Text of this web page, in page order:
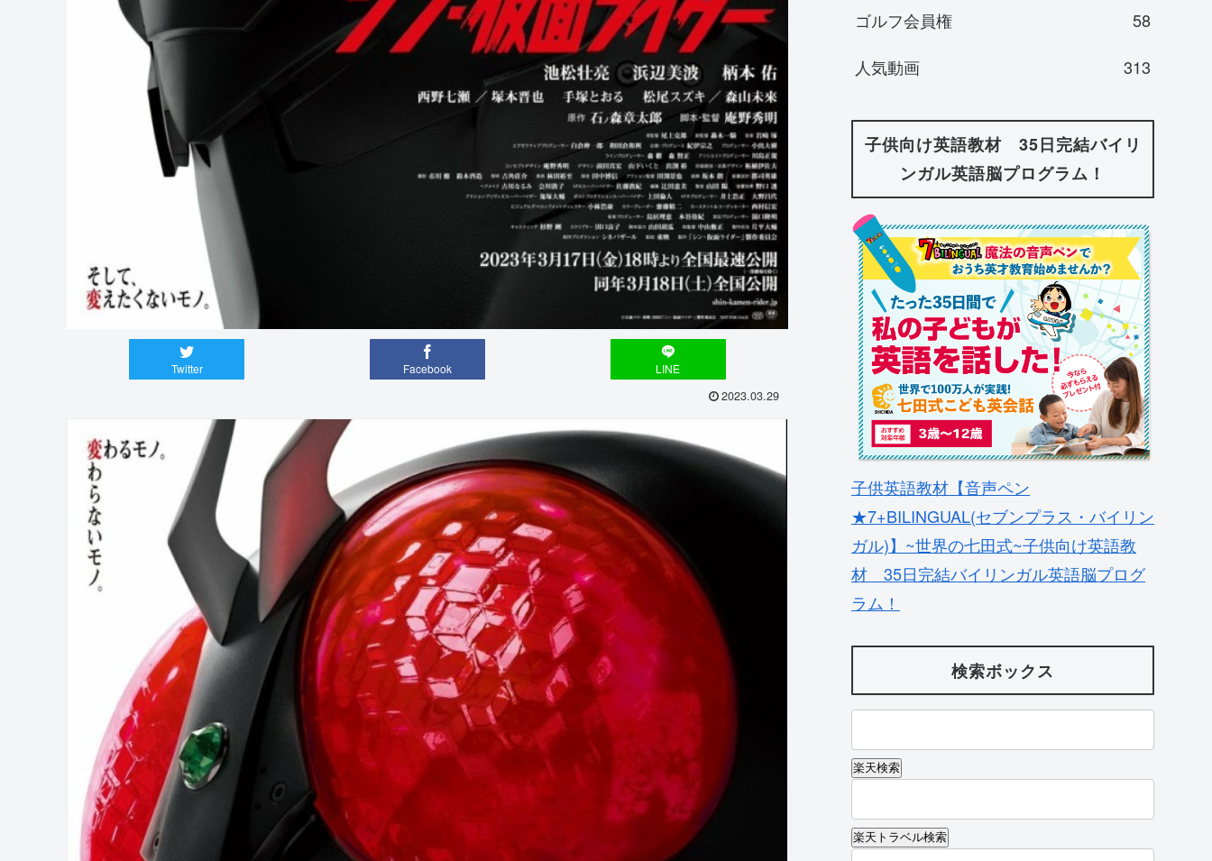
Twitter Facebook LINE
2023.03.29
ゴルフ会員権
58
人気動画
313
子供向け英語教材 35日完結バイリ
ンガル英語脳プログラム！
子供英語教材【音声ペン
★7+BILINGUAL(セブンプラス・バイリン
ガル)】~世界の七田式~子供向け英語教
材 35日完結バイリンガル英語脳プログ
ラム！
検索ボックス